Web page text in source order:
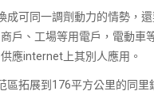
成可同一調劑動力的情勢，
戶、工場等用電戶，電動車
應internet上其別人應用。
拓展到176平方公里的同